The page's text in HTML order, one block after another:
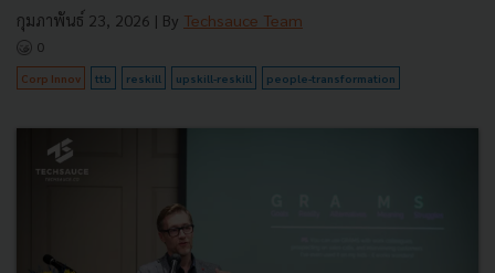
กุมภาพันธ์ 23, 2026 | By Techsauce Team
0
Corp Innov ttb reskill upskill-reskill people-transformation